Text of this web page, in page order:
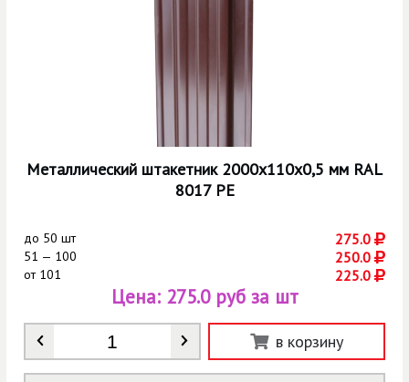
Металлический штакетник 2000х110х0,5 мм RAL
8017 РЕ
до 50 шт 275.0
51 — 100 250.0
от101 225.0
Количество
Цена: 275.0 руб за шт
в корзину